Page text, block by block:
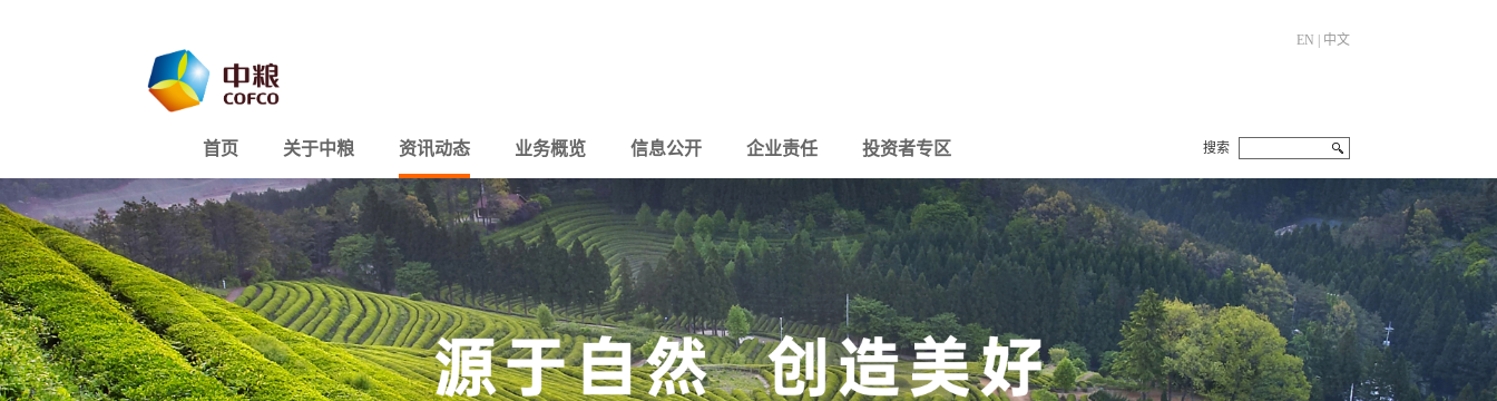
EN 中文
首页 关于中粮 资讯动态 业务概览 信息公开 企业责任 投资者专区 搜索